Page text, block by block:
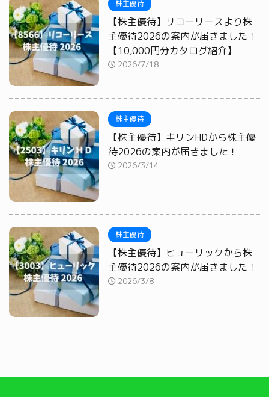
株主優待
【株主優待】リコーリースより株
主優待2026の案内が届きました！
【10,000円分カタログ紹介】
2026/7/18
株主優待
【株主優待】キリンHDから株主優
待2026の案内が届きました！
2026/3/14
株主優待
【株主優待】ヒューリックから株
主優待2026の案内が届きました！
2026/3/8